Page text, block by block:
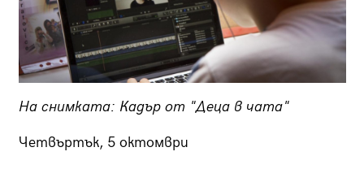
На снимката: Кадър от "Деца в чата"
Четвъртък, 5 октомври